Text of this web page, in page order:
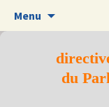
Menu
du